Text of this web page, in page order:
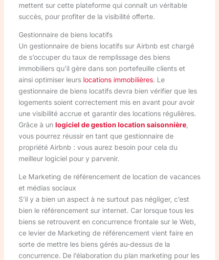
mettent sur cette plateforme qui connaît un véritable
succès, pour profiter de la visibilité offerte.
Gestionnaire de biens locatifs
Un gestionnaire de biens locatifs sur Airbnb est chargé
de s’occuper du taux de remplissage des biens
immobiliers qu’il gère dans son portefeuille clients et
ainsi optimiser leurs locations immobilières. Le
gestionnaire de biens locatifs devra bien vérifier que les
logements soient correctement mis en avant pour avoir
une visibilité accrue et garantir des locations régulières.
Grâce à un logiciel de gestion location saisonnière,
vous pourrez réussir en tant que gestionnaire de
propriété Airbnb : vous aurez besoin pour cela du
meilleur logiciel pour y parvenir.
Le Marketing de référencement de location de vacances
et médias sociaux
S’il y a bien un aspect à ne surtout pas négliger, c’est
bien le référencement sur internet. Car lorsque tous les
biens se retrouvent en concurrence frontale sur le Web,
ce levier de Marketing de référencement vient faire en
sorte de mettre les biens gérés au-dessus de la
concurrence. De l’élaboration du plan marketing pour les